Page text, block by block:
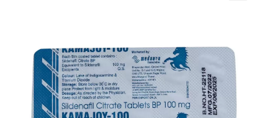
Sitemap
Warenkorb